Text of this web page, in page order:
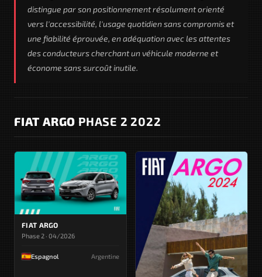
distingue par son positionnement résolument orienté
vers l'accessibilité, l'usage quotidien sans compromis et
une fiabilité éprouvée, en adéquation avec les attentes
des conducteurs cherchant un véhicule moderne et
économe sans surcoût inutile.
FIAT ARGO PHASE 2 2022
FIAT ARGO
Phase 2 · 04/2026
Espagnol Argentine